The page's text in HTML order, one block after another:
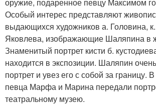
Особый интерес представляют
выдающихся художников а. Головина,
Яковлева, изображающие Шаляпина в
Знаменитый портрет кисти б.
находится в экспозиции. Шаляпин
портрет и увез его с собой за границу.
певца Марфа и Марина передали
театральному музею.